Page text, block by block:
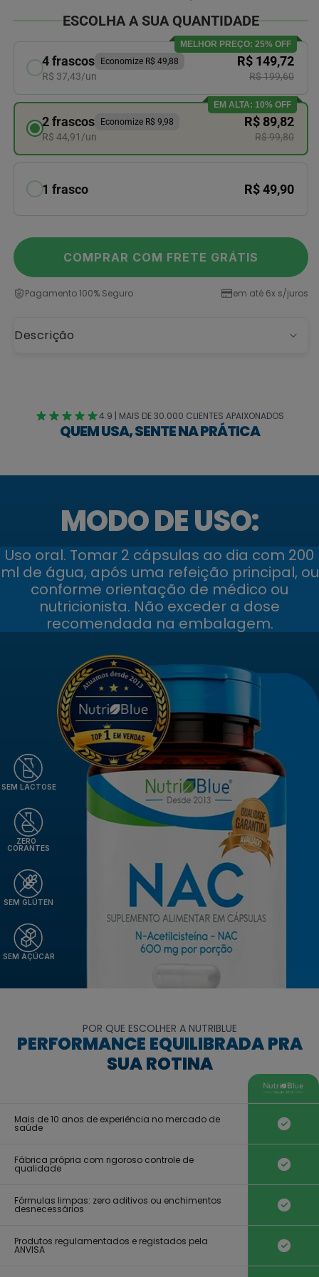
ESCOLHA A SUA QUANTIDADE
MELHOR PREÇO: 25% OFF
4 frascos Economize R$ 49,88
R$ 37,43/un
R$ 149,72
R$ 199,60
EM ALTA: 10% OFF
2 frascos Economize R$ 9,98
R$ 44,91/un
R$ 89,82
R$ 99,80
1 frasco R$ 49,90
COMPRAR COM FRETE GRÁTIS
Pagamento 100% Seguro em até 6x s/juros
Descrição
4.9 | MAIS DE 30.000 CLIENTES APAIXONADOS
QUEM USA, SENTE NA PRÁTICA
MODO DE USO:
Uso oral. Tomar 2 cápsulas ao dia com 200
ml de água, após uma refeição principal, ou
conforme orientação de médico ou
nutricionista. Não exceder a dose
recomendada na embalagem.
SEM LACTOSE
ZERO
CORANTES
SEM GLÚTEN
SEM AÇÚCAR
POR QUE ESCOLHER A NUTRIBLUE
PERFORMANCE EQUILIBRADA PRA
SUA ROTINA
Mais de 10 anos de experiência no mercado de
saúde
Fábrica própria com rigoroso controle de
qualidade
Fórmulas limpas: zero aditivos ou enchimentos
desnecessários
Produtos regulamentados e registados pela
ANVISA